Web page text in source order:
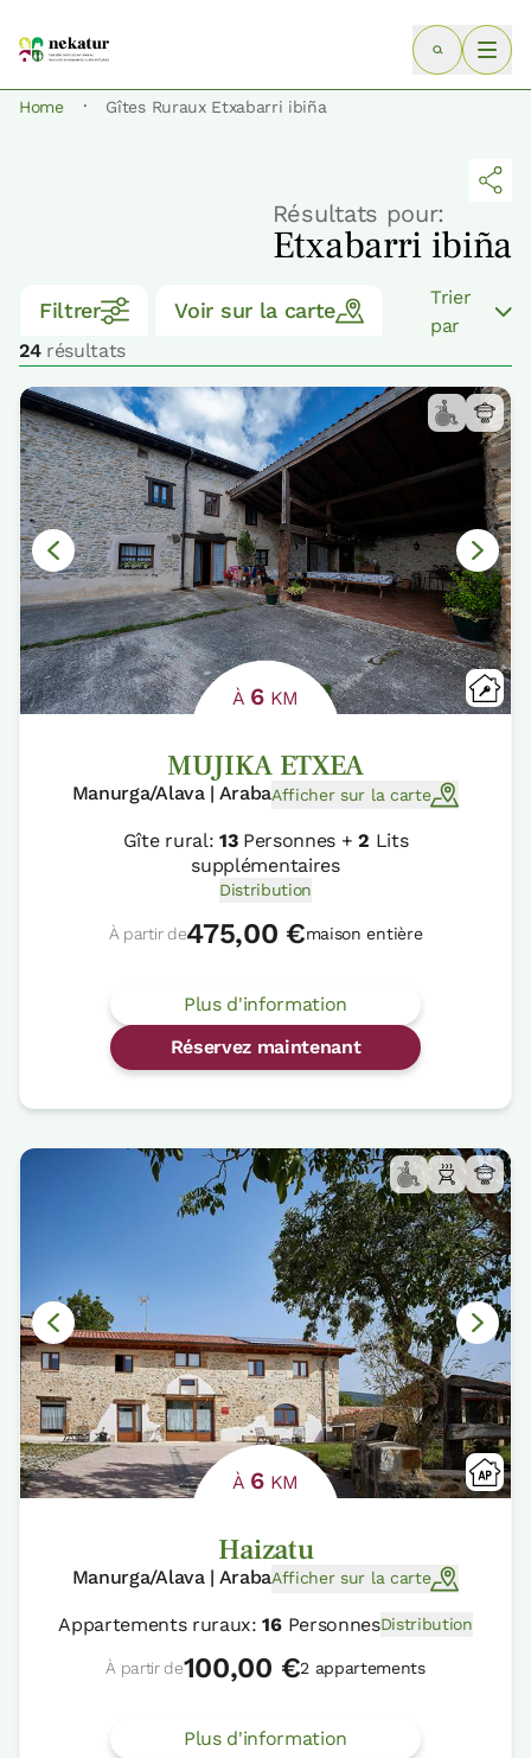
Home · Gîtes Ruraux Etxabarri ibiña
Résultats pour:
Etxabarri ibiña
Filtrer Voir sur la carte
24résultats
Trier
par
À 6 KM
MUJIKA ETXEA
Manurga/Alava | ArabaAfficher sur la carte
Gîte rural: 13Personnes +2 Lits
supplémentaires
Distribution
À partir de475,00 €maison entière
Plus d'information
Réservez maintenant
À 6 KM
Haizatu
Manurga/Alava | ArabaAfficher sur la carte
Appartements ruraux:16PersonnesDistribution
À partir de100,00 €2 appartements
Plus d'information